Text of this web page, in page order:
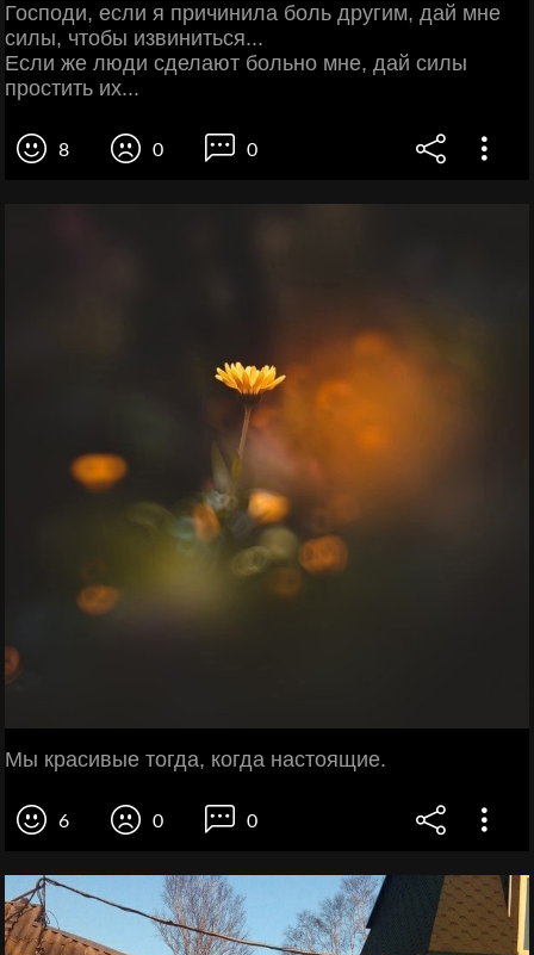
Господи, если я причинила боль другим, дай мне
силы, чтобы извиниться...
Если же люди сделают больно мне, дай силы
простить их...
8 0 0
Мы красивые тогда, когда настоящие.
6 0 0